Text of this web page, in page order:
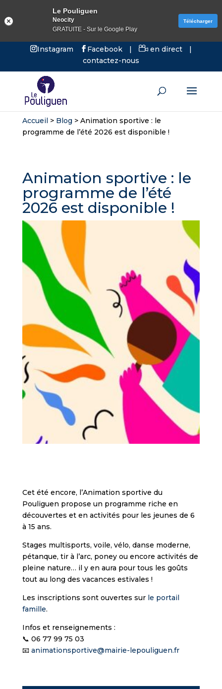
Instagram Facebook | en direct
|
contactez-nous
Accueil> Blog > Animation sportive : le
programme de l’été 2026 est disponible !
Animation sportive : le
programme de l’été
2026 est disponible !
Cet été encore, l’Animation sportive du
Pouliguen propose un programme riche en
découvertes et en activités pour les jeunes de 6
à 15 ans.
Stages multisports, voile, vélo, danse moderne,
pétanque, tir à l’arc, poney ou encore activités de
pleine nature… il y en aura pour tous les goûts
tout au long des vacances estivales !
Les inscriptions sont ouvertes sur le portail
famille.
Infos et renseignements :
📞 06 77 99 75 03
📧 animationsportive@mairie-lepouliguen.fr
Le Pouliguen
Neocity
GRATUITE - Sur le Google Play
Télécharger